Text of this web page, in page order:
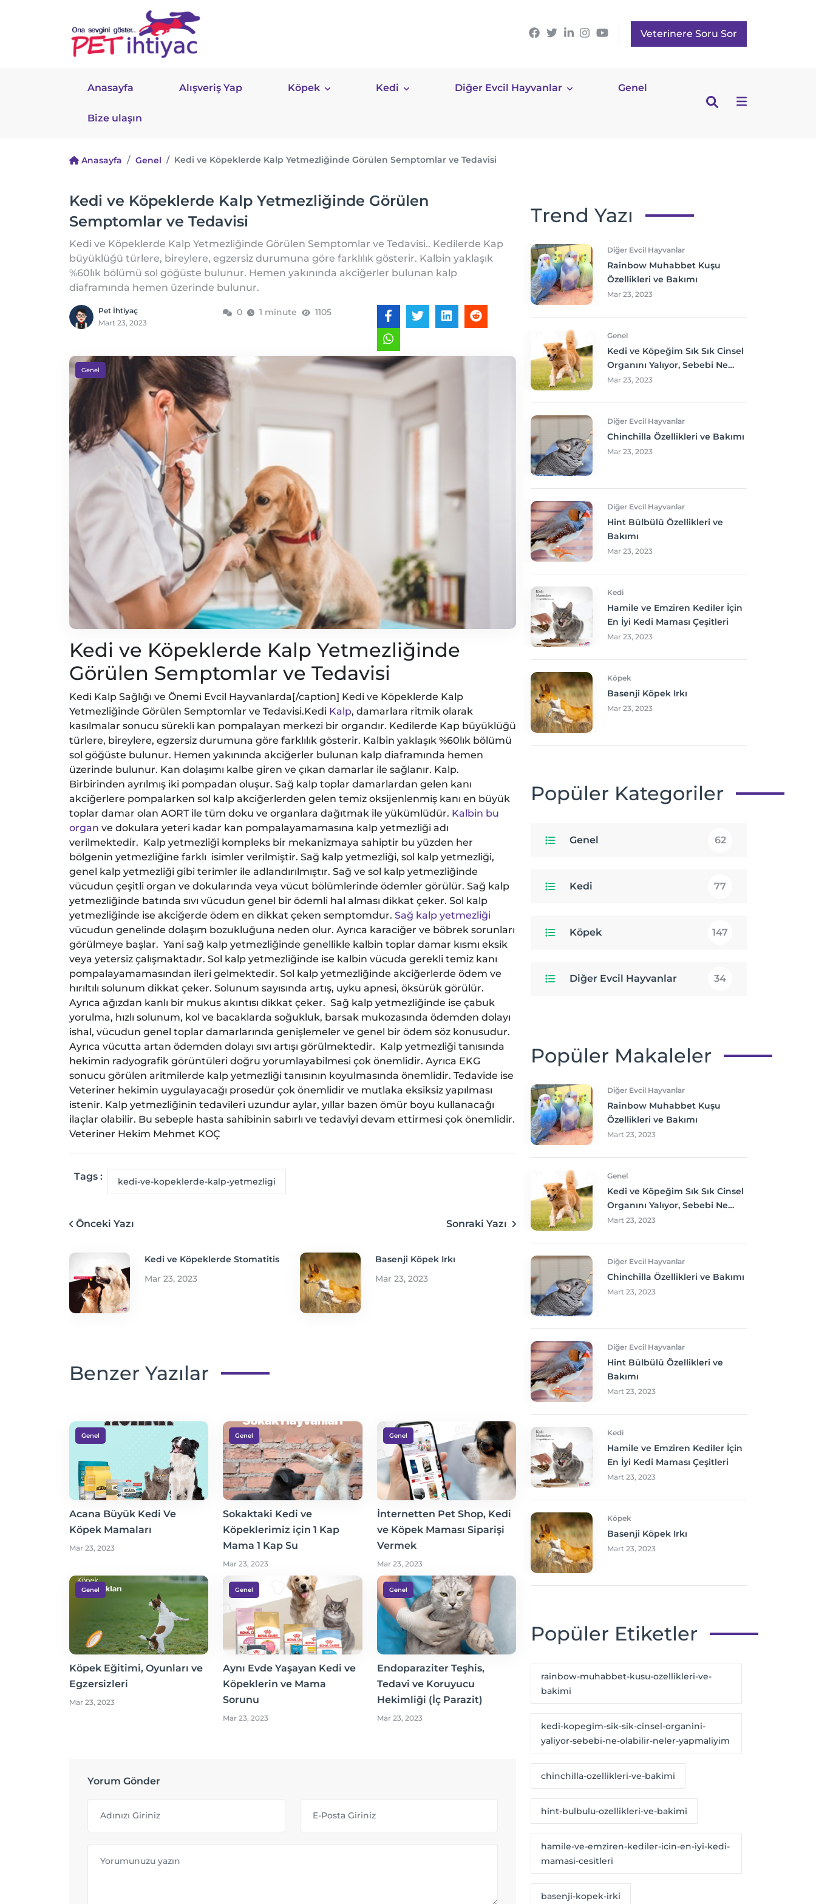
Veterinere Soru Sor
Anasayfa Alışveriş Yap Köpek Kedi Diğer Evcil Hayvanlar Genel
Bize ulaşın
Anasayfa Genel Kedi ve Köpeklerde Kalp Yetmezliğinde Görülen Semptomlar ve Tedavisi
Kedi ve Köpeklerde Kalp Yetmezliğinde Görülen
Semptomlar ve Tedavisi
Kedi ve Köpeklerde Kalp Yetmezliğinde Görülen Semptomlar ve Tedavisi.. Kedilerde Kap
büyüklüğü türlere, bireylere, egzersiz durumuna göre farklılık gösterir. Kalbin yaklaşık
%60lık bölümü sol göğüste bulunur. Hemen yakınında akciğerler bulunan kalp
diaframında hemen üzerinde bulunur.
Pet İhtiyaç
Mart 23, 2023
0 1 minute 1105
Genel
Kedi ve Köpeklerde Kalp Yetmezliğinde
Görülen Semptomlar ve Tedavisi
Kedi Kalp Sağlığı ve Önemi Evcil Hayvanlarda[/caption] Kedi ve Köpeklerde Kalp
Yetmezliğinde Görülen Semptomlar ve Tedavisi.Kedi Kalp, damarlara ritmik olarak
kasılmalar sonucu sürekli kan pompalayan merkezi bir organdır. Kedilerde Kap büyüklüğü
türlere, bireylere, egzersiz durumuna göre farklılık gösterir. Kalbin yaklaşık %60lık bölümü
sol göğüste bulunur. Hemen yakınında akciğerler bulunan kalp diaframında hemen
üzerinde bulunur. Kan dolaşımı kalbe giren ve çıkan damarlar ile sağlanır. Kalp.
Birbirinden ayrılmış iki pompadan oluşur. Sağ kalp toplar damarlardan gelen kanı
akciğerlere pompalarken sol kalp akciğerlerden gelen temiz oksijenlenmiş kanı en büyük
toplar damar olan AORT ile tüm doku ve organlara dağıtmak ile yükümlüdür. Kalbin bu
organ ve dokulara yeteri kadar kan pompalayamamasına kalp yetmezliği adı
verilmektedir. Kalp yetmezliği kompleks bir mekanizmaya sahiptir bu yüzden her
bölgenin yetmezliğine farklı isimler verilmiştir. Sağ kalp yetmezliği, sol kalp yetmezliği,
genel kalp yetmezliği gibi terimler ile adlandırılmıştır. Sağ ve sol kalp yetmezliğinde
vücudun çeşitli organ ve dokularında veya vücut bölümlerinde ödemler görülür. Sağ kalp
yetmezliğinde batında sıvı vücudun genel bir ödemli hal alması dikkat çeker. Sol kalp
yetmezliğinde ise akciğerde ödem en dikkat çeken semptomdur. Sağ kalp yetmezliği
vücudun genelinde dolaşım bozukluğuna neden olur. Ayrıca karaciğer ve böbrek sorunları
görülmeye başlar. Yani sağ kalp yetmezliğinde genellikle kalbin toplar damar kısmı eksik
veya yetersiz çalışmaktadır. Sol kalp yetmezliğinde ise kalbin vücuda gerekli temiz kanı
pompalayamamasından ileri gelmektedir. Sol kalp yetmezliğinde akciğerlerde ödem ve
hırıltılı solunum dikkat çeker. Solunum sayısında artış, uyku apnesi, öksürük görülür.
Ayrıca ağızdan kanlı bir mukus akıntısı dikkat çeker. Sağ kalp yetmezliğinde ise çabuk
yorulma, hızlı solunum, kol ve bacaklarda soğukluk, barsak mukozasında ödemden dolayı
ishal, vücudun genel toplar damarlarında genişlemeler ve genel bir ödem söz konusudur.
Ayrıca vücutta artan ödemden dolayı sıvı artışı görülmektedir. Kalp yetmezliği tanısında
hekimin radyografik görüntüleri doğru yorumlayabilmesi çok önemlidir. Ayrıca EKG
sonucu görülen aritmilerde kalp yetmezliği tanısının koyulmasında önemlidir. Tedavide ise
Veteriner hekimin uygulayacağı prosedür çok önemlidir ve mutlaka eksiksiz yapılması
istenir. Kalp yetmezliğinin tedavileri uzundur aylar, yıllar bazen ömür boyu kullanacağı
ilaçlar olabilir. Bu sebeple hasta sahibinin sabırlı ve tedaviyi devam ettirmesi çok önemlidir.
Veteriner Hekim Mehmet KOÇ
Tags : kedi-ve-kopeklerde-kalp-yetmezligi
Önceki Yazı Sonraki Yazı
Kedi ve Köpeklerde Stomatitis
Mar 23, 2023
Basenji Köpek Irkı
Mar 23, 2023
Benzer Yazılar
Genel
Acana Büyük Kedi Ve
Köpek Mamaları
Mar 23, 2023
Genel
Sokaktaki Kedi ve
Köpeklerimiz için 1 Kap
Mama 1 Kap Su
Mar 23, 2023
Genel
İnternetten Pet Shop, Kedi
ve Köpek Maması Siparişi
Vermek
Mar 23, 2023
Genel
Köpek Eğitimi, Oyunları ve
Egzersizleri
Mar 23, 2023
Genel
Aynı Evde Yaşayan Kedi ve
Köpeklerin ve Mama
Sorunu
Mar 23, 2023
Genel
Endoparaziter Teşhis,
Tedavi ve Koruyucu
Hekimliği (İç Parazit)
Mar 23, 2023
Yorum Gönder
Trend Yazı
Diğer Evcil Hayvanlar
Rainbow Muhabbet Kuşu
Özellikleri ve Bakımı
Mar 23, 2023
Genel
Kedi ve Köpeğim Sık Sık Cinsel
Organını Yalıyor, Sebebi Ne
Olabilir? Neler yapmalıyım?
Mar 23, 2023
Diğer Evcil Hayvanlar
Chinchilla Özellikleri ve Bakımı
Mar 23, 2023
Diğer Evcil Hayvanlar
Hint Bülbülü Özellikleri ve
Bakımı
Mar 23, 2023
Kedi
Hamile ve Emziren Kediler İçin
En İyi Kedi Maması Çeşitleri
Mar 23, 2023
Köpek
Basenji Köpek Irkı
Mar 23, 2023
Popüler Kategoriler
Genel 62
Kedi 77
Köpek 147
Diğer Evcil Hayvanlar 34
Popüler Makaleler
Diğer Evcil Hayvanlar
Rainbow Muhabbet Kuşu
Özellikleri ve Bakımı
Mart 23, 2023
Genel
Kedi ve Köpeğim Sık Sık Cinsel
Organını Yalıyor, Sebebi Ne
Olabilir? Neler yapmalıyım?
Mart 23, 2023
Diğer Evcil Hayvanlar
Chinchilla Özellikleri ve Bakımı
Mart 23, 2023
Diğer Evcil Hayvanlar
Hint Bülbülü Özellikleri ve
Bakımı
Mart 23, 2023
Kedi
Hamile ve Emziren Kediler İçin
En İyi Kedi Maması Çeşitleri
Mart 23, 2023
Köpek
Basenji Köpek Irkı
Mart 23, 2023
Popüler Etiketler
rainbow-muhabbet-kusu-ozellikleri-ve-
bakimi
kedi-kopegim-sik-sik-cinsel-organini-
yaliyor-sebebi-ne-olabilir-neler-yapmaliyim
chinchilla-ozellikleri-ve-bakimi
hint-bulbulu-ozellikleri-ve-bakimi
hamile-ve-emziren-kediler-icin-en-iyi-kedi-
mamasi-cesitleri
basenji-kopek-irki